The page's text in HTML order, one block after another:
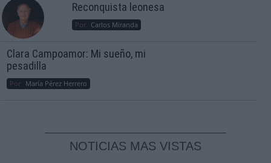
Reconquista leonesa
Por Carlos Miranda
Clara Campoamor: Mi sueño, mi
pesadilla
Por María Pérez Herrero
NOTICIAS MAS VISTAS